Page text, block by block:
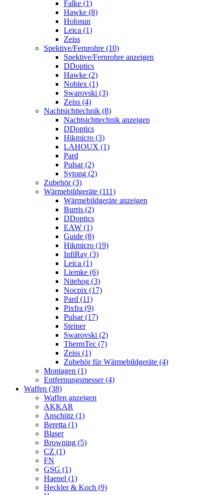
Falke (1)
Hawke (8)
Holosun
Leica (1)
Zeiss
Spektive/Fernrohre (10)
Spektive/Fernrohre anzeigen
DDoptics
Hawke (2)
Noblex (1)
Swarovski (3)
Zeiss (4)
Nachtsichttechnik (8)
Nachtsichttechnik anzeigen
DDoptics
Hikmicro (3)
LAHOUX (1)
Pard
Pulsar (2)
Sytong (2)
Zubehör (3)
Wärmebildgeräte (111)
Wärmebildgeräte anzeigen
Burris (2)
DDoptics
EAW (1)
Guide (8)
Hikmicro (19)
InfiRay (3)
Leica (1)
Liemke (6)
Nitehog (3)
Nocpix (17)
Pard (11)
Pixfra (9)
Pulsar (17)
Steiner
Swarovski (2)
ThermTec (7)
Zeiss (1)
Zubehör für Wärmebildgeräte (4)
Montagen (1)
Entfernungsmesser (4)
Waffen (38)
Waffen anzeigen
AKKAR
Anschütz (1)
Beretta (1)
Blaser
Browning (5)
CZ (1)
FN
GSG (1)
Haenel (1)
Heckler & Koch (9)